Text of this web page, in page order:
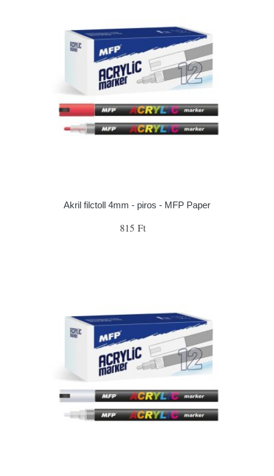
Akril filctoll 4mm - piros - MFP Paper
815 Ft